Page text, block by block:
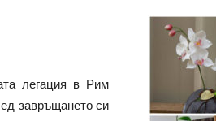
легация в Рим
завръщането си